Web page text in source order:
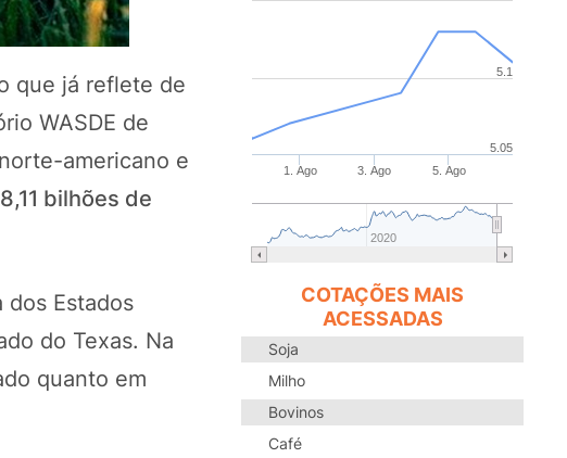
que já reflete de
WASDE de
americano e
bilhões de
Estados
do Texas. Na
quanto em
1. Ago 3. Ago 5. Ago
2020
5.05
5.1
COTAÇÕES MAIS
ACESSADAS
Soja
Milho
Bovinos
Café